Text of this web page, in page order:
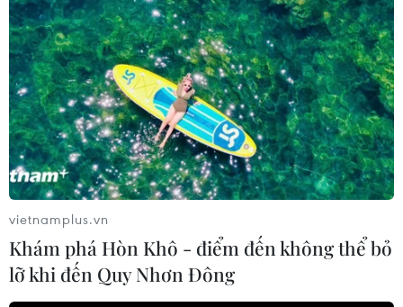
vietnamplus.vn
Khám phá Hòn Khô - điểm đến không thể bỏ
lỡ khi đến Quy Nhơn Đông